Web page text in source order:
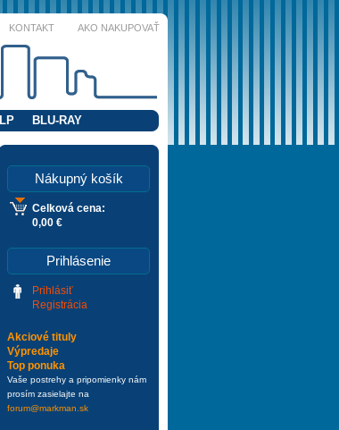
KONTAKT AKO NAKUPOVAŤ
LP BLU-RAY
Nákupný košík
Celková cena:
0,00 €
Prihlásenie
Prihlásiť
Registrácia
Akciové tituly
Výpredaje
Top ponuka
Vaše postrehy a pripomienky nám
prosím zasielajte na
forum@markman.sk